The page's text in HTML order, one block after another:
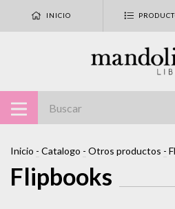
INICIO
Inicio - Catalogo - Otros productos -
Flipbooks